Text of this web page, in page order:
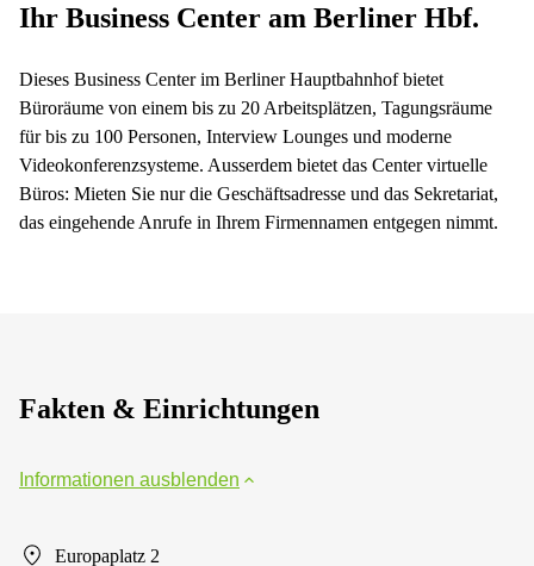
Ihr Business Center am Berliner Hbf.
Dieses Business Center im Berliner Hauptbahnhof bietet
Büroräume von einem bis zu 20 Arbeitsplätzen, Tagungsräume
für bis zu 100 Personen, Interview Lounges und moderne
Videokonferenzsysteme. Ausserdem bietet das Center virtuelle
Büros: Mieten Sie nur die Geschäftsadresse und das Sekretariat,
das eingehende Anrufe in Ihrem Firmennamen entgegen nimmt.
Fakten & Einrichtungen
Informationen ausblenden
Europaplatz 2